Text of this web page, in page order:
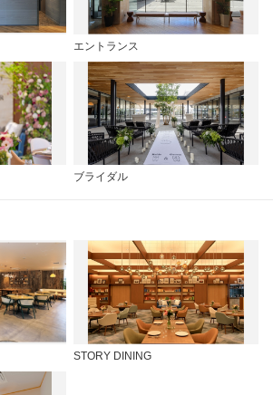
エントランス
ブライダル
STORY DINING